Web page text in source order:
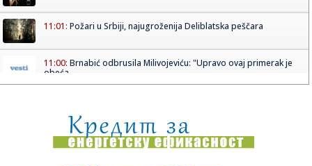
11:01: Požari u Srbiji, najugroženija Deliblatska peščara
11:00: Brnabić odbrusila Milivojeviću: "Upravo ovaj primerak je
obeća...
10:59:Sve spremno za gradnju novog auto-puta u BiH: Deonica
od 44 kilom...